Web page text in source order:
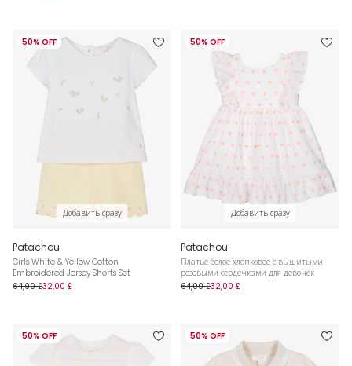
50% OFF
Добавить сразу
Patachou
Girls White & Yellow Cotton
Embroidered Jersey Shorts Set
64,00 £32,00 £
50% OFF
Добавить сразу
Patachou
Платье белое хлопковое с вышитыми
розовыми сердечками для девочек
64,00 £32,00 £
50% OFF 50% OFF